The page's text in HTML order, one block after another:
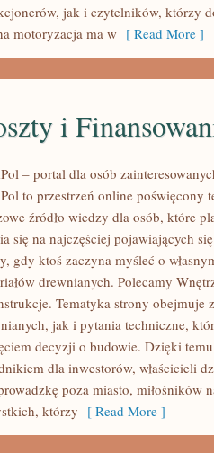
jak i czytelników, którzy
motoryzacja ma w [ Read More ]
i
– portal dla osób
to przestrzeń online poświęcony
źródło wiedzy dla osób, które
się na najczęściej pojawiających
gdy ktoś zaczyna myśleć o
drewnianych. Polecamy
Tematyka strony obejmuje
jak i pytania techniczne,
decyzji o budowie. Dzięki
dla inwestorów, właścicieli
poza miasto, miłośników
którzy [ Read More ]